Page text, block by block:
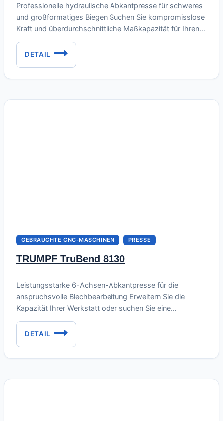
Professionelle hydraulische Abkantpresse für schweres
und großformatiges Biegen Suchen Sie kompromisslose
Kraft und überdurchschnittliche Maßkapazität für Ihren
Maschinenbaubetrieb? Wir bieten die robuste
hydraulische Abkantpresse EHT TRUMPF TruBend 8230
(Baujahr 2007) zum Verkauf an. Diese massive Maschine
große Biegelänge und hohe Tonnage bei absoluter
DETAIL
TRUMPF
TRUBEND
8230
GEBRAUCHTE CNC-MASCHINEN PRESSE
TRUMPF TruBend 8130
Leistungsstarke 6-Achsen-Abkantpresse für die
anspruchsvolle Blechbearbeitung Erweitern Sie die
Kapazität Ihrer Werkstatt oder suchen Sie eine
zuverlässige Lösung für das Biegen längerer und
dickerer Bleche? Wir bieten die robuste hydraulische
Abkantpresse EHT TRUMPF TruBend 8130 (Baujahr
DETAIL
TRUMPF
TRUBEND
8130